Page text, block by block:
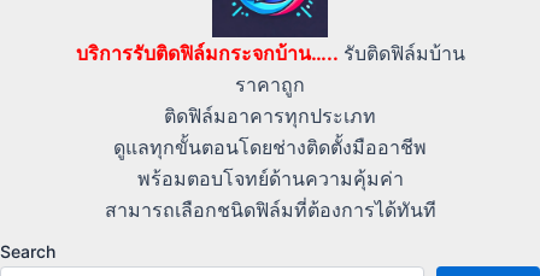
บริการรับติดฟิล์มกระจกบ้าน….. รับติดฟิล์มบ้าน
ราคาถูก
ติดฟิล์มอาคารทุกประเภท
ดูแลทุกขั้นตอนโดยช่างติดตั้งมืออาชีพ
พร้อมตอบโจทย์ด้านความคุ้มค่า
สามารถเลือกชนิดฟิล์มที่ต้องการได้ทันที
Search